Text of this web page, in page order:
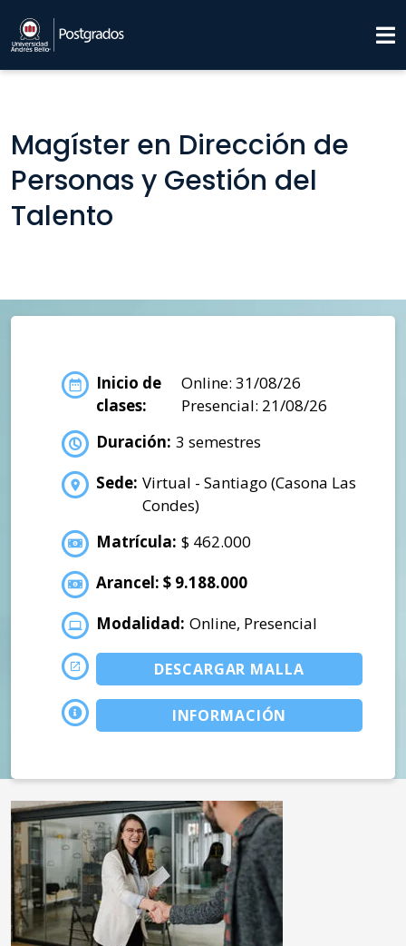
Magíster en Dirección de
Personas y Gestión del
Talento
Inicio de
clases:
Online: 31/08/26
Presencial: 21/08/26
Duración: 3 semestres
Sede: Virtual - Santiago (Casona Las
Condes)
Matrícula: $ 462.000
Arancel: $ 9.188.000
Modalidad: Online, Presencial
DESCARGAR MALLA
INFORMACIÓN